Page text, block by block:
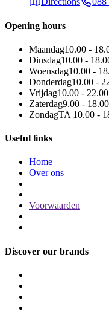
Opening hours
Maandag10.00 -
Dinsdag10.00 -
Woensdag10.00 -
Donderdag10.00 -
Vrijdag10.00 - 22.00
Zaterdag9.00 - 18.00
ZondagTA 10.00 -
Useful links
Home
Over ons
Voorwaarden
Discover our brands